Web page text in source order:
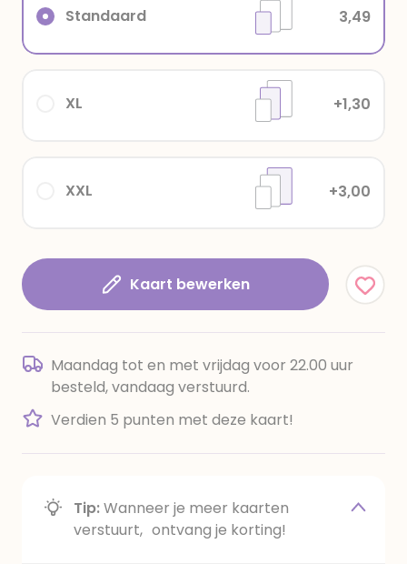
XXL +3,00
XL +1,30
Standaard 3,49
Kaart bewerken
Maandag tot en met vrijdag voor 22.00 uur
besteld, vandaag verstuurd.
Verdien 5 punten met deze kaart!
Tip:Wanneer je meer kaarten
verstuurt, ontvang je korting!